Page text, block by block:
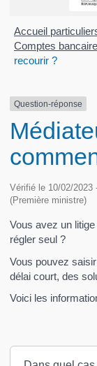
Accueil
Comptes
recourir ?
Question-réponse
Vérifié le 10/02/2023
(Première ministre)
Vous avez un
régler seul ?
Vous pouvez
délai court, des
Voici les